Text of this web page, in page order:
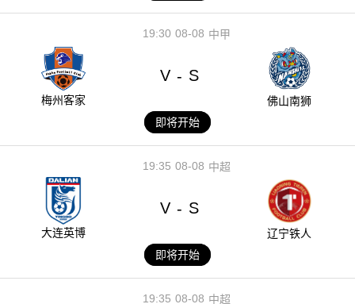
08-08
19:30 中甲
梅州客家
V - S
佛山南狮
即将开始
08-08
19:35 中超
大连英博
V - S
辽宁铁人
即将开始
08-08
19:35 中超